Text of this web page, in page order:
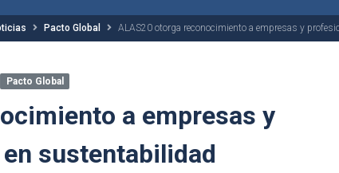
Pacto Global ALAS20 otorga reconocimiento a empresas y
Pacto Global
a empresas y
sustentabilidad